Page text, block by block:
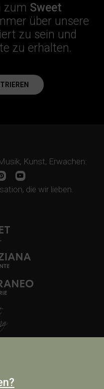
zum Sweet
über unsere
zu sein und
zu erhalten.
Kunst, Erwachen:
die wir lieben.